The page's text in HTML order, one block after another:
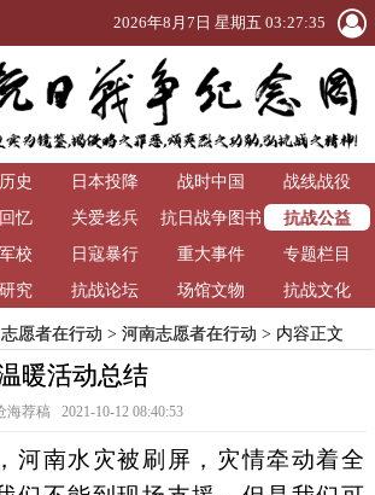
2026年8月7日 星期五 03:27:37
史 日本投降 战时中国
战线战役
忆 关爱老兵
抗日战争图书
馆
抗战公益
校 日寇暴行 重大事件
专题栏目
究 抗战论坛 场馆文物 抗战文化
志愿者在行动 > 河南志愿者在行动 > 内容正文
暖活动总结
荐稿 2021-10-12 08:40:53
南水灾被刷屏，灾情牵动着全